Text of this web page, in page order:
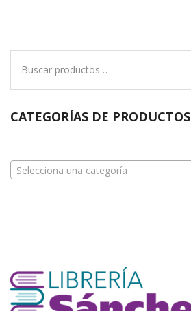
CATEGORÍAS DE PRODUCTOS
Selecciona una categoría